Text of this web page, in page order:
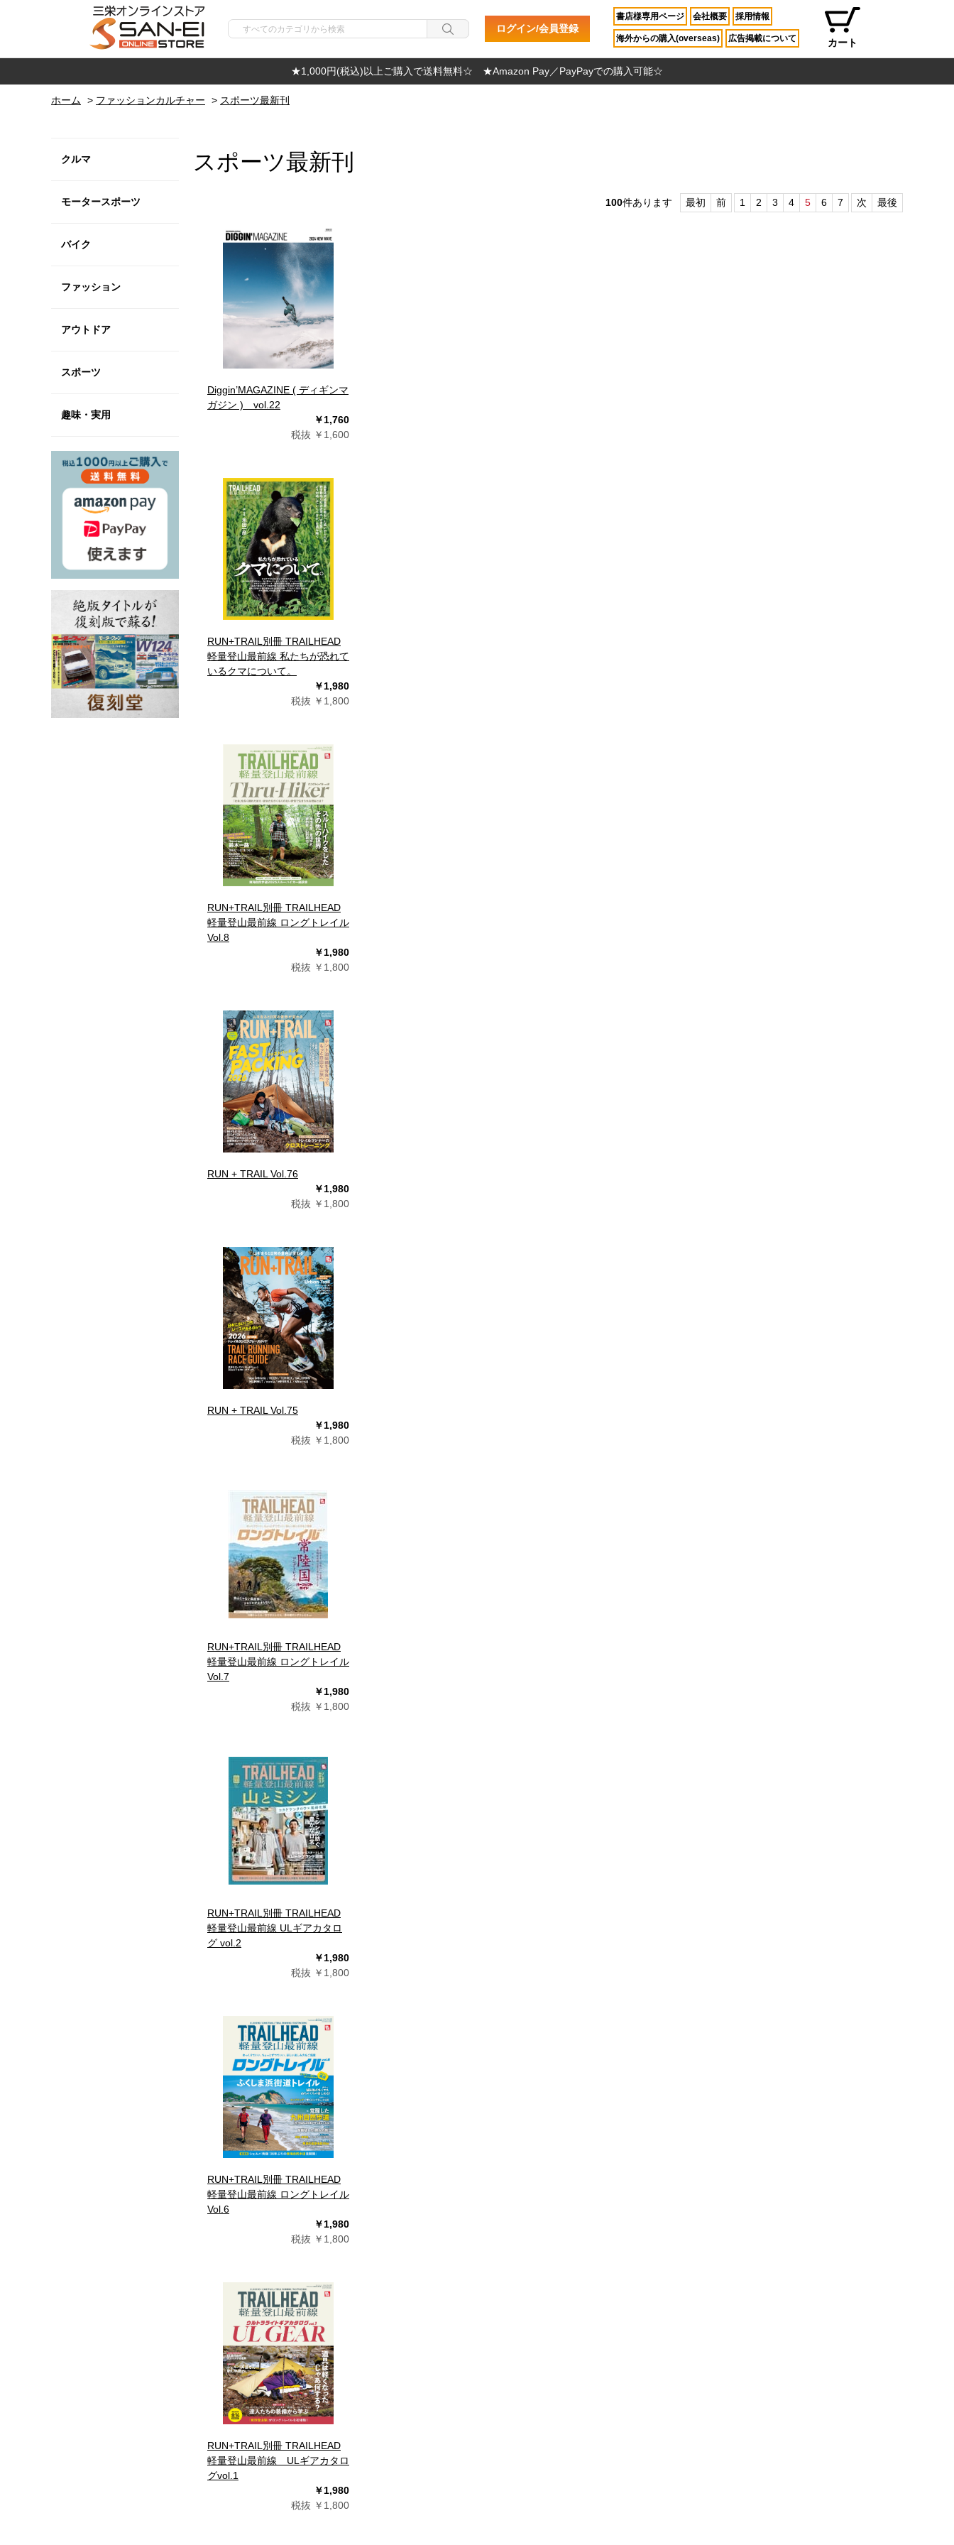
ログイン/会員登録
書店様専用ページ 会社概要 採用情報
海外からの購入(overseas) 広告掲載について カート
★1,000円(税込)以上ご購入で送料無料☆ ★Amazon Pay／PayPayでの購入可能☆
ホーム > ファッションカルチャー > スポーツ最新刊
クルマ
モータースポーツ
バイク
ファッション
アウトドア
スポーツ
趣味・実用
スポーツ最新刊
100件あります 最初 前 1 2 3 4 5 6 7 次 最後
Diggin’MAGAZINE ( ディギンマ
ガジン ) vol.22
￥1,760
税抜 ￥1,600
RUN+TRAIL別冊 TRAILHEAD
軽量登山最前線 私たちが恐れて
いるクマについて。
￥1,980
税抜 ￥1,800
RUN+TRAIL別冊 TRAILHEAD
軽量登山最前線 ロングトレイル
Vol.8
￥1,980
税抜 ￥1,800
RUN + TRAIL Vol.76
￥1,980
税抜 ￥1,800
RUN + TRAIL Vol.75
￥1,980
税抜 ￥1,800
RUN+TRAIL別冊 TRAILHEAD
軽量登山最前線 ロングトレイル
Vol.7
￥1,980
税抜 ￥1,800
RUN+TRAIL別冊 TRAILHEAD
軽量登山最前線 ULギアカタロ
グ vol.2
￥1,980
税抜 ￥1,800
RUN+TRAIL別冊 TRAILHEAD
軽量登山最前線 ロングトレイル
Vol.6
￥1,980
税抜 ￥1,800
RUN+TRAIL別冊 TRAILHEAD
軽量登山最前線 ULギアカタロ
グvol.1
￥1,980
税抜 ￥1,800